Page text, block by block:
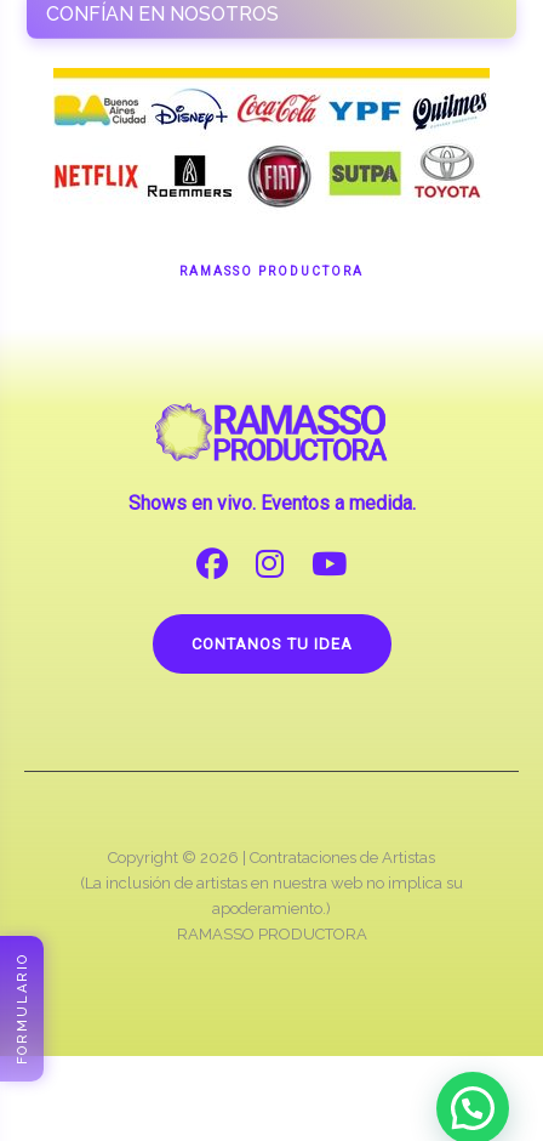
CONFÍAN EN NOSOTROS
RAMASSO PRODUCTORA
Shows en vivo. Eventos a medida.
CONTANOS TU IDEA
Copyright © 2026 | Contrataciones de Artistas
(La inclusión de artistas en nuestra web no implica su
apoderamiento.)
RAMASSO PRODUCTORA
FORMULARIO